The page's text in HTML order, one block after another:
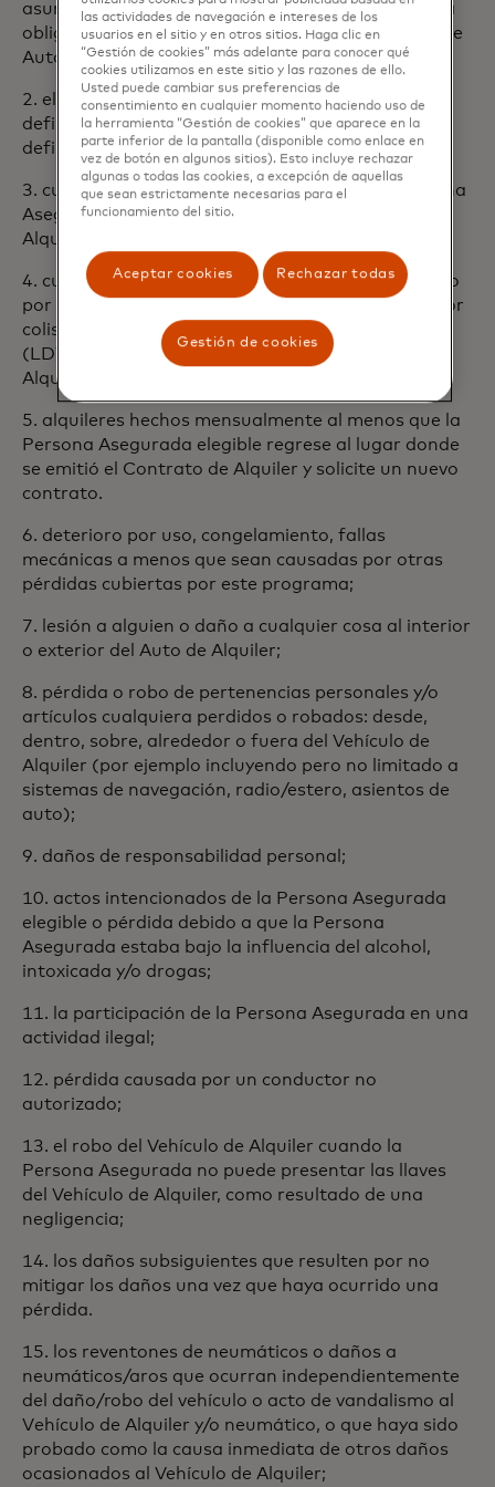
asuma bajo cualquier Contrato, otro que no sea la
obligación del deducible bajo la Póliza de Seguro de
Automóvil de la Persona Asegurada.
2. el alquiler de un vehículo que no cumpla con la
definición de un “Vehículo de Alquiler”, como se
define aquí;
3. cualquier colisión que ocurra mientras la Persona
Asegurada elegible esté violando el Contrato de
Alquiler;
4. cualquier pérdida cubierta por el seguro de daño
por colisión (total o parcial) o renuncia de daño por
colisión (CDW) o renuncia de daño por pérdida
(LDW) comprado a través de la Empresa de
Alquiler;
5. alquileres hechos mensualmente al menos que la
Persona Asegurada elegible regrese al lugar donde
se emitió el Contrato de Alquiler y solicite un nuevo
contrato.
6. deterioro por uso, congelamiento, fallas
mecánicas a menos que sean causadas por otras
pérdidas cubiertas por este programa;
7. lesión a alguien o daño a cualquier cosa al interior
o exterior del Auto de Alquiler;
8. pérdida o robo de pertenencias personales y/o
artículos cualquiera perdidos o robados: desde,
dentro, sobre, alrededor o fuera del Vehículo de
Alquiler (por ejemplo incluyendo pero no limitado a
sistemas de navegación, radio/estero, asientos de
auto);
9. daños de responsabilidad personal;
10. actos intencionados de la Persona Asegurada
elegible o pérdida debido a que la Persona
Asegurada estaba bajo la influencia del alcohol,
intoxicada y/o drogas;
11. la participación de la Persona Asegurada en una
actividad ilegal;
12. pérdida causada por un conductor no
autorizado;
13. el robo del Vehículo de Alquiler cuando la
Persona Asegurada no puede presentar las llaves
del Vehículo de Alquiler, como resultado de una
negligencia;
14. los daños subsiguientes que resulten por no
mitigar los daños una vez que haya ocurrido una
pérdida.
15. los reventones de neumáticos o daños a
neumáticos/aros que ocurran independientemente
del daño/robo del vehículo o acto de vandalismo al
Vehículo de Alquiler y/o neumático, o que haya sido
probado como la causa inmediata de otros daños
ocasionados al Vehículo de Alquiler;
las actividades de navegación e intereses de los
usuarios en el sitio y en otros sitios. Haga clic en
“Gestión de cookies” más adelante para conocer qué
cookies utilizamos en este sitio y las razones de ello.
Usted puede cambiar sus preferencias de
consentimiento en cualquier momento haciendo uso de
la herramienta “Gestión de cookies” que aparece en la
parte inferior de la pantalla (disponible como enlace en
vez de botón en algunos sitios). Esto incluye rechazar
algunas o todas las cookies, a excepción de aquellas
que sean estrictamente necesarias para el
funcionamiento del sitio.
Aceptar cookies Rechazar todas
Gestión de cookies